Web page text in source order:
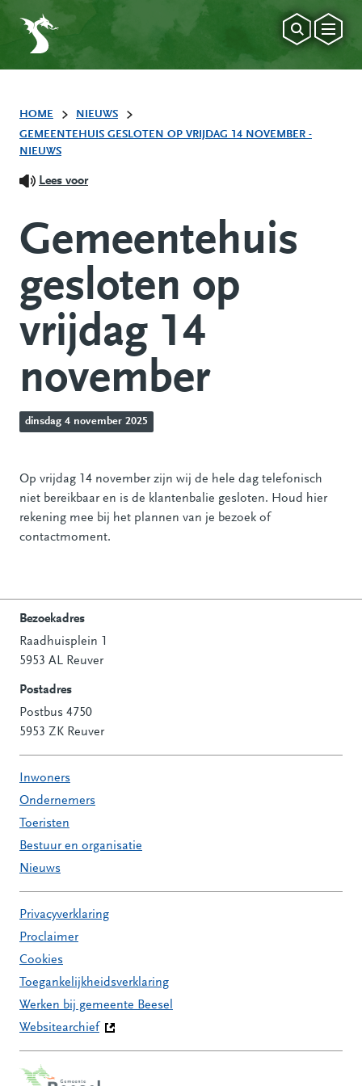
HOME
NIEUWS
GEMEENTEHUIS GESLOTEN OP VRIJDAG 14 NOVEMBER -
NIEUWS
Lees voor
Gemeentehuis
gesloten op
vrijdag 14
november
dinsdag 4 november 2025
Op vrijdag 14 november zijn wij de hele dag telefonisch
niet bereikbaar en is de klantenbalie gesloten. Houd hier
rekening mee bij het plannen van je bezoek of
contactmoment.
Contactinformatie
Bezoekadres
Raadhuisplein 1
5953 AL Reuver
Postadres
Postbus 4750
5953 ZK Reuver
Inwoners
Ondernemers
Toeristen
Bestuur en organisatie
Nieuws
Privacyverklaring
Proclaimer
Cookies
Toegankelijkheidsverklaring
Werken bij gemeente Beesel
Websitearchief